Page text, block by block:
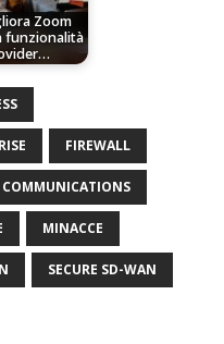
Zoom
funzionalità
FIREWALL
COMMUNICATIONS
MINACCE
SECURE SD-WAN